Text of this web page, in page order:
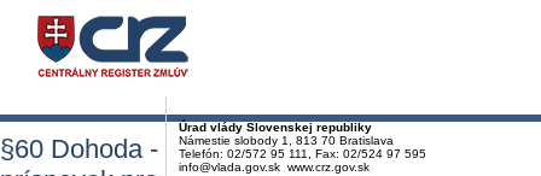
Úrad vlády Slovenskej republiky
Námestie slobody 1, 813 70 Bratislava
Telefón: 02/572 95 111, Fax: 02/524 97 595
info@vlada.gov.sk www.crz.gov.sk
§60 Dohoda -